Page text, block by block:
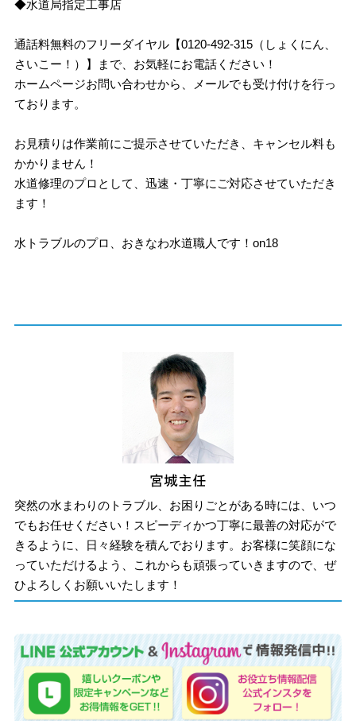
◆水道局指定工事店
通話料無料のフリーダイヤル【0120-492-315（しょくにん、
さいこー！）】まで、お気軽にお電話ください！
ホームページお問い合わせから、メールでも受け付けを行っ
ております。
お見積りは作業前にご提示させていただき、キャンセル料も
かかりません！
水道修理のプロとして、迅速・丁寧にご対応させていただき
ます！
水トラブルのプロ、おきなわ水道職人です！on18
突然の水まわりのトラブル、お困りごとがある時には、いつ
でもお任せください！スピーディかつ丁寧に最善の対応がで
きるように、日々経験を積んでおります。お客様に笑顔にな
っていただけるよう、これからも頑張っていきますので、ぜ
ひよろしくお願いいたします！